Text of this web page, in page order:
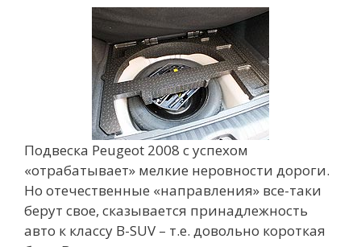
Подвеска Peugeot 2008 с успехом
«отрабатывает» мелкие неровности дороги.
Но отечественные «направления» все-таки
берут свое, сказывается принадлежность
авто к классу B-SUV – т.е. довольно короткая